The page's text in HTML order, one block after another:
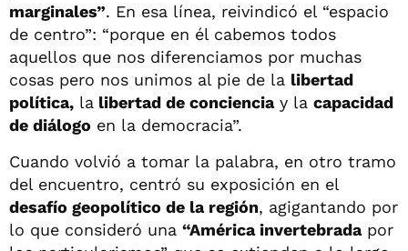
marginales”. En esa línea, reivindicó el “espacio
de centro”: “porque en él cabemos todos
aquellos que nos diferenciamos por muchas
cosas pero nos unimos al pie de la libertad
política, la libertad de concienciay la capacidad
de diálogo en la democracia”.
Cuando volvió a tomar la palabra, en otro tramo
del encuentro, centró su exposición en el
desafío geopolítico de la región, agigantando por
lo que consideró una “América invertebradapor